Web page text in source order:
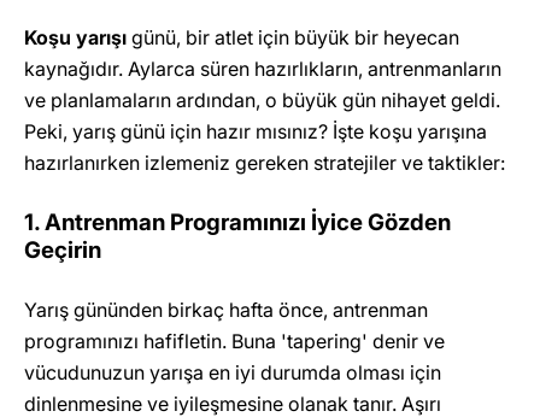
Koşu yarışı günü, bir atlet için büyük bir heyecan
kaynağıdır. Aylarca süren hazırlıkların, antrenmanların
ve planlamaların ardından, o büyük gün nihayet geldi.
Peki, yarış günü için hazır mısınız? İşte koşu yarışına
hazırlanırken izlemeniz gereken stratejiler ve taktikler:
1. Antrenman Programınızı İyice Gözden
Geçirin
Yarış gününden birkaç hafta önce, antrenman
programınızı hafifletin. Buna 'tapering' denir ve
vücudunuzun yarışa en iyi durumda olması için
dinlenmesine ve iyileşmesine olanak tanır. Aşırı